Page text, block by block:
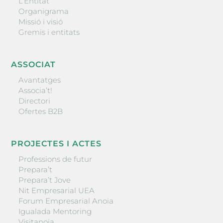
Organigrama
Missió i visió
Gremis i entitats
ASSOCIAT
Avantatges
Associa’t!
Directori
Ofertes B2B
PROJECTES I ACTES
Professions de futur
Prepara’t
Prepara’t Jove
Nit Empresarial UEA
Forum Empresarial Anoia
Igualada Mentoring